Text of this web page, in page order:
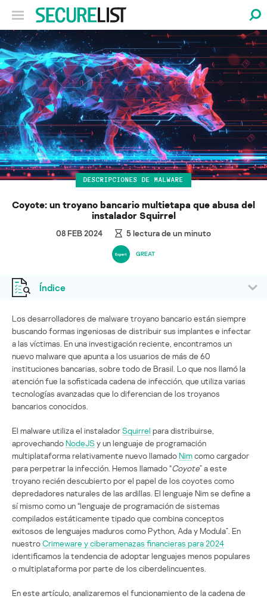
DESCRIPCIONES DE MALWARE
Coyote: un troyano bancario multietapa que abusa del
instalador Squirrel
08 FEB 2024 5lectura de un minuto
GREAT
Índice
Los desarrolladores de malware troyano bancario están siempre
buscando formas ingeniosas de distribuir sus implantes e infectar
a las víctimas. En una investigación reciente, encontramos un
nuevo malware que apunta a los usuarios de más de 60
instituciones bancarias, sobre todo de Brasil. Lo que nos llamó la
atención fue la sofisticada cadena de infección, que utiliza varias
tecnologías avanzadas que lo diferencian de los troyanos
bancarios conocidos.
El malware utiliza el instaladorSquirrel para distribuirse,
aprovechandoNodeJS y un lenguaje de programación
multiplataforma relativamente nuevo llamadoNimcomo cargador
para perpetrar la infección. Hemos llamado “Coyote” a este
troyano recién descubierto por el papel de los coyotes como
depredadores naturales de las ardillas. El lenguaje Nim se define a
sí mismo como un “lenguaje de programación de sistemas
compilados estáticamente tipado que combina conceptos
exitosos de lenguajes maduros como Python, Ada y Modula”. En
nuestroCrimeware y ciberamenazas financieras para 2024
identificamos la tendencia de adoptar lenguajes menos populares
o multiplataforma por parte de los ciberdelincuentes.
En este artículo, analizaremos el funcionamiento de la cadena de